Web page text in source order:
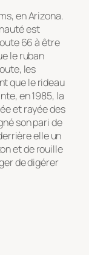
en Arizona.
est
66 à être
le ruban
les
que le rideau
en 1985, la
et rayée des
son pari de
elle un
et de rouille
de digérer